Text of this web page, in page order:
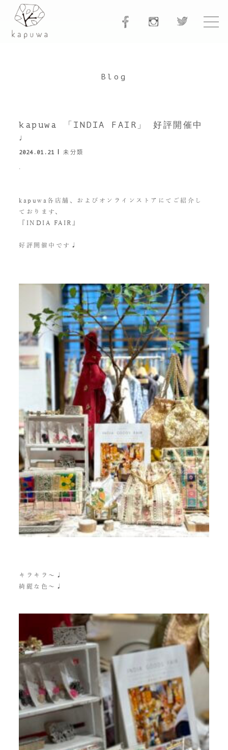
Blog
kapuwa 「INDIA FAIR」 好評開催中
♩
2024.01.21 未分類
.
kapuwa各店舗、およびオンラインストアにてご紹介し
ております、
『INDIA FAIR』
好評開催中です♩
キラキラ〜♩
綺麗な色〜♩